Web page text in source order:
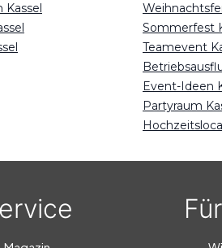
Kassel
Sommerfest
Teamevent
Event-Ideen
Partyraum